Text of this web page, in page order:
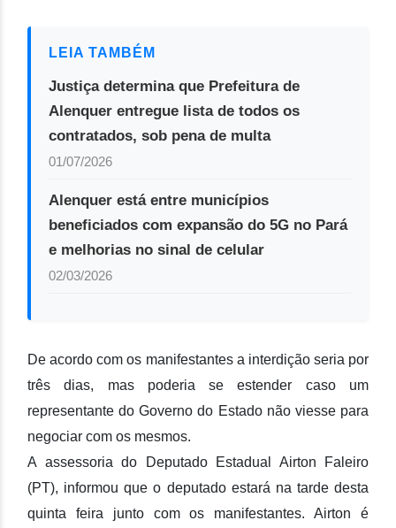
LEIA TAMBÉM
Justiça determina que Prefeitura de
Alenquer entregue lista de todos os
contratados, sob pena de multa
01/07/2026
Alenquer está entre municípios
beneficiados com expansão do 5G no Pará
e melhorias no sinal de celular
02/03/2026
De acordo com os manifestantes a interdição seria por
três dias, mas poderia se estender caso um
representante do Governo do Estado não viesse para
negociar com os mesmos.
A assessoria do Deputado Estadual Airton Faleiro
(PT), informou que o deputado estará na tarde desta
quinta feira junto com os manifestantes. Airton é